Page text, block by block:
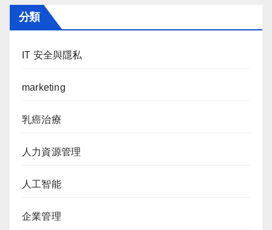
分類
IT 安全與隱私
marketing
乳癌治療
人力資源管理
人工智能
企業管理